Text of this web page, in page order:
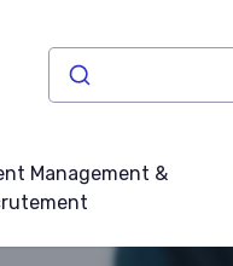
Management &